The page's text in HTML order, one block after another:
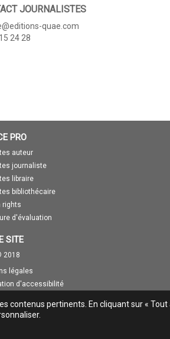
contenus pertinents. En cliquant sur « Tout
JOURNALISTES
quae.com
24 28
PRO
auteur
journaliste
libraire
bibliothécaire
rights
d'évaluation
SITE
2018
légales
d'accessibilité